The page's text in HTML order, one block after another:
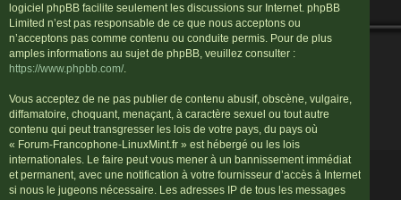
logiciel phpBB facilite seulement les discussions sur Internet. phpBB
Limited n’est pas responsable de ce que nous acceptons ou
n’acceptons pas comme contenu ou conduite permis. Pour de plus
amples informations au sujet de phpBB, veuillez consulter :
https://www.phpbb.com/.
Vous acceptez de ne pas publier de contenu abusif, obscène, vulgaire,
diffamatoire, choquant, menaçant, à caractère sexuel ou tout autre
contenu qui peut transgresser les lois de votre pays, du pays où
« Forum-Francophone-LinuxMint.fr » est hébergé ou les lois
internationales. Le faire peut vous mener à un bannissement immédiat
et permanent, avec une notification à votre fournisseur d’accès à Internet
si nous le jugeons nécessaire. Les adresses IP de tous les messages